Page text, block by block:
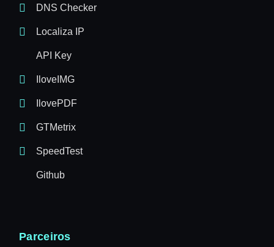
DNS Checker
Localiza IP
API Key
IloveIMG
IlovePDF
GTMetrix
SpeedTest
Github
Parceiros